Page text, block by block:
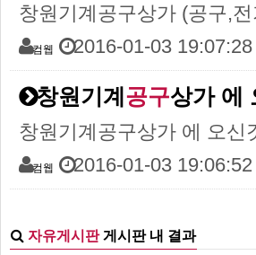
창원기계공구상가 (공구,
컴웹 2016-01-03 19:07:28
창원기계 공구상가 에
창원기계공구상가 에 오신
컴웹 2016-01-03 19:06:52
자유게시판게시판 내 결과